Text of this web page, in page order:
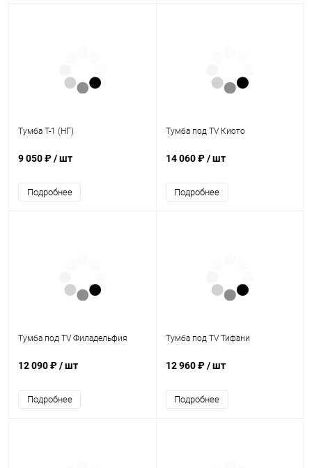
Тумба Т-1 (НГ)
9 050 ₽/ шт
Подробнее
Тумба под ТV Киото
14 060 ₽/ шт
Подробнее
Тумба под TV Филадельфия
12 090 ₽/ шт
Подробнее
Тумба под TV Тифани
12 960 ₽/ шт
Подробнее